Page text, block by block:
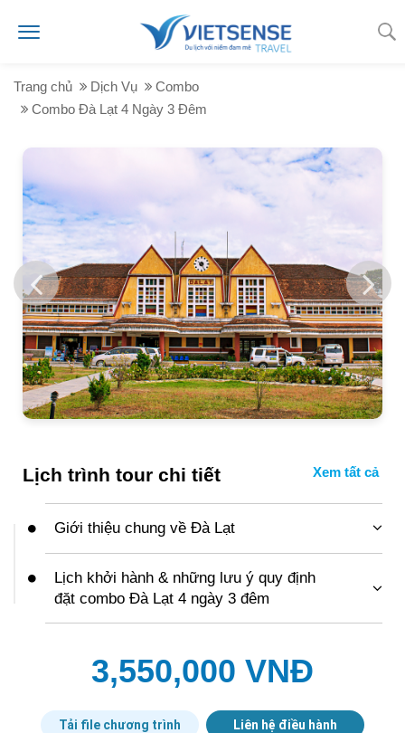
Trang chủ Dịch Vụ
Combo
Combo Đà Lạt 4 Ngày 3 Đêm
Lịch trình tour chi tiết
Giới thiệu chung về Đà Lạt
Lịch khởi hành & những lưu ý quy định
đặt combo Đà Lạt 4 ngày 3 đêm
3,550,000 VNĐ
Tải file chương trình Liên hệ điều hành